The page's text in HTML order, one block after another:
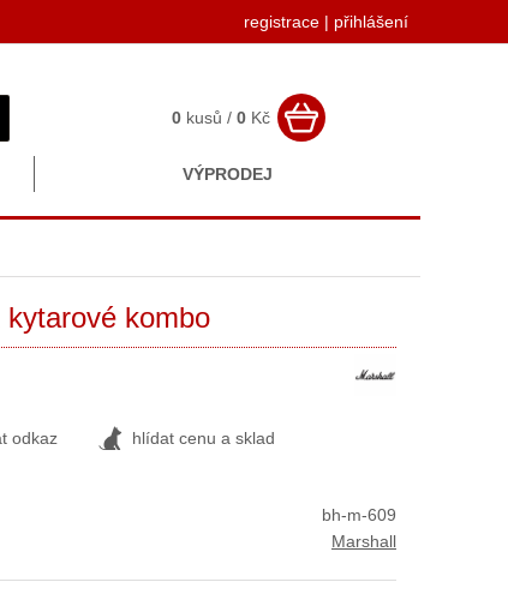
kombo
odkaz hlídat cenu a sklad
bh-m-609
Marshall
VÝPRODEJ
registrace | přihlášení
0kusů / 0Kč